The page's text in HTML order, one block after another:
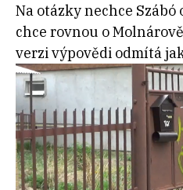
Na otázky nechce
chce rovnou o
verzi výpovědi odmítá